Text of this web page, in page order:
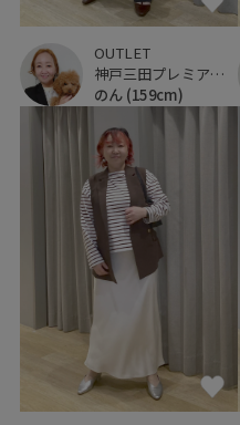
OUTLET
神戸三田プレミアム・アウトレット
のん (159cm)